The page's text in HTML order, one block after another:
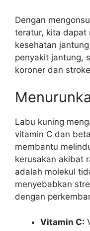
Dengan
teratur, kita dapat
kesehatan
penyakit jantung,
koroner dan
Labu kuning
vitamin C dan
membantu
kerusakan akibat
adalah molekul
menyebabkan
dengan
Vitamin C: